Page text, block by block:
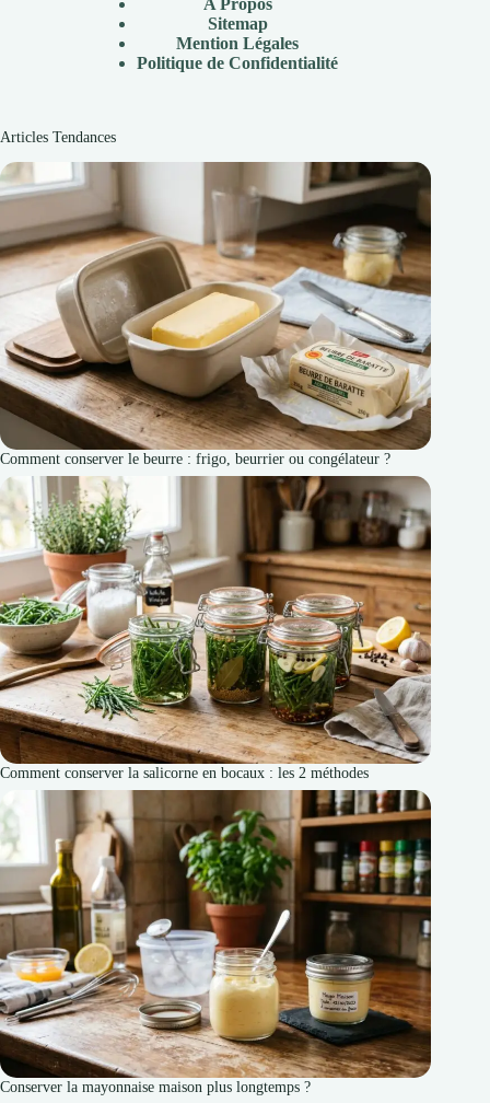
A Propos
Sitemap
Mention Légales
Politique de Confidentialité
Articles Tendances
Comment conserver le beurre : frigo, beurrier ou congélateur ?
Comment conserver la salicorne en bocaux : les 2 méthodes
Conserver la mayonnaise maison plus longtemps ?